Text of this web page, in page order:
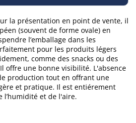
la présentation en point de vente, il
(souvent de forme ovale) en
l’emballage dans les
pour les produits légers
comme des snacks ou des
offre une bonne visibilité. L'absence
production tout en offrant une
et pratique. Il est entiérement
l’humidité et de l'aire​.